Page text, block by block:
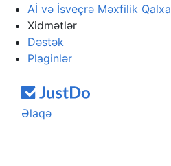
Aİ və İsveçrə Məxfilik
Xidmətlər
Dəstək
Plaginlər
Əlaqə